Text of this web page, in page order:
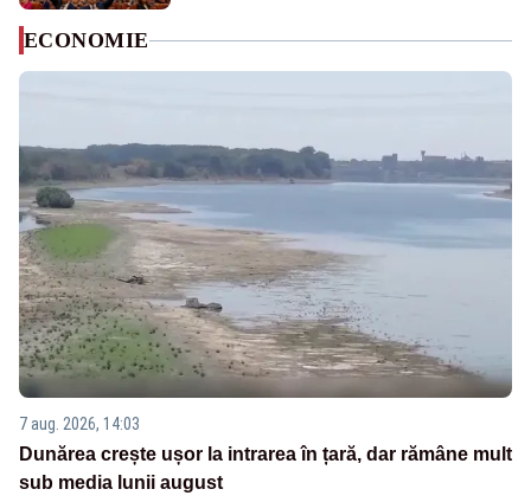
ECONOMIE
7 aug. 2026, 14:03
Dunărea crește ușor la intrarea în țară, dar rămâne mult
sub media lunii august